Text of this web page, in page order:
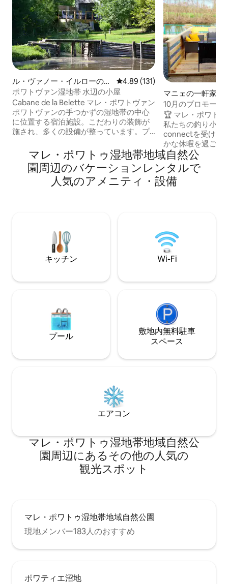
ル・ヴァノー・イルローのコ
テージ
レビュー131件、5つ星中4.89つ
4.89 (131)
ポワトヴァン湿地帯 水辺の小屋
Cabane de la Belette マレ・ポワトヴァン
ポワトヴァンの手つかずの湿地帯の中心
に位置する宿泊施設。こだわりの装飾が
施され、多くの設備が整っています。プ
ラスは、リラックスしたり釣りをしたり
するのに最適で、ボートもご利用いただ
けます。 カヌーやパドルボードをお持ち
込みいただくことも可能です。 庭用品、
リラクゼーション用品（デッキチェア/
マニェの一軒家
10月のプロモーシ
ァン、水辺のコテ
🏆 マレ・ポワト
私たちの釣り小
connectを受け付
かな休暇を過ごす
車、徒歩、または
そば 水辺で、心ゆくまでリラックスして
おくつろぎくだ
木製テラスがあな
現地でのカヌーの
マレ・ポワトゥ湿地帯地域自然公
園⁠周⁠辺⁠のバ⁠ケ⁠ー⁠シ⁠ョ⁠ン⁠レ⁠ン⁠タ⁠ル⁠で
人⁠気⁠のア⁠メ⁠ニ⁠テ⁠ィ⁠・⁠設⁠備
キッチン Wi-Fi
プール
敷地内無料駐⁠車
ス⁠ペ⁠ー⁠ス
エアコン
マレ・ポワトゥ湿地帯地域自然公
園⁠周⁠辺⁠に⁠あ⁠るそ⁠の⁠他⁠の人⁠気⁠の
観⁠光⁠ス⁠ポ⁠ッ⁠ト
マレ・ポワトゥ湿地帯地域自然公園
現地メンバー183人のおすすめ
ポワティエ沼地